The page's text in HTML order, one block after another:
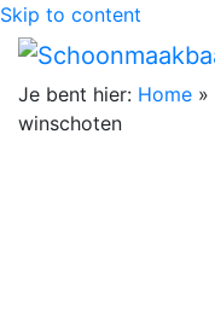
Skip to content
Je bent hier: Home »
winschoten